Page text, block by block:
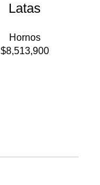
Latas
Hornos
$8,513,900